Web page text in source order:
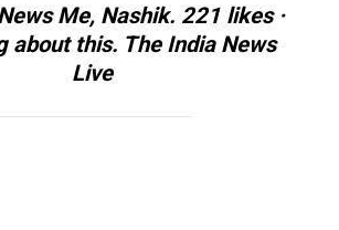
Me, Nashik. 221 likes ·
about this. The India News
Live